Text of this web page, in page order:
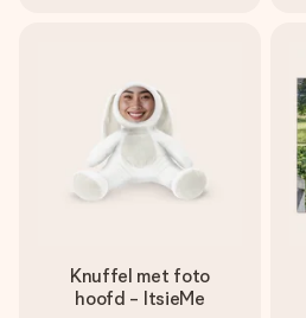
Knuffel met foto
hoofd - ItsieMe